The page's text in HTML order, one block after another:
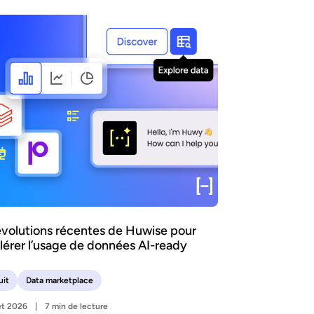
récentes de Huwise pour
l’usage de données AI-ready
Data marketplace
2026 7 min de lecture